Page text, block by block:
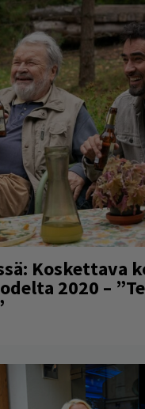
Koskettava
2020 –